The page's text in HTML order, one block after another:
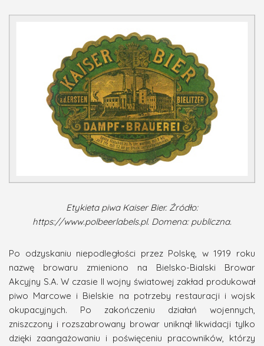
Etykieta piwa Kaiser Bier. Źródło:
https://www.polbeerlabels.pl. Domena: publiczna.
Po odzyskaniu niepodległości przez Polskę, w 1919 roku
nazwę browaru zmieniono na Bielsko-Bialski Browar
Akcyjny S.A. W czasie II wojny światowej zakład produkował
piwo Marcowe i Bielskie na potrzeby restauracji i wojsk
okupacyjnych. Po zakończeniu działań wojennych,
zniszczony i rozszabrowany browar uniknął likwidacji tylko
dzięki zaangażowaniu i poświęceniu pracowników, którzy